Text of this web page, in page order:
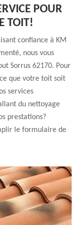
POUR
TOIT!
confiance à KM
nous vous
Sorrus 62170. Pour
que votre toit soit
services
du nettoyage
prestations?
le formulaire de